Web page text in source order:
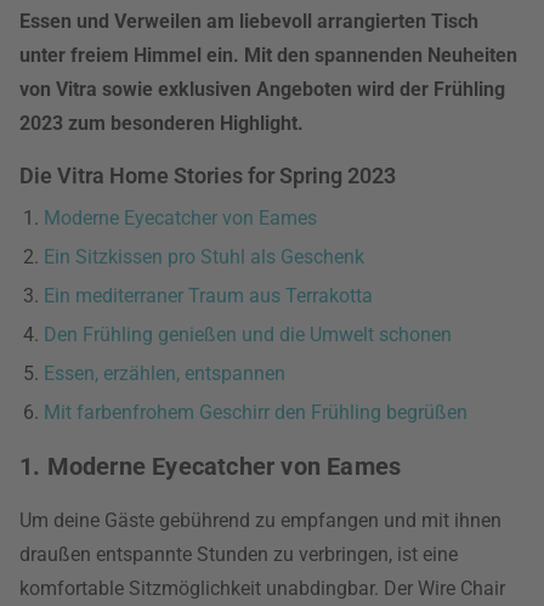
Essen und Verweilen am liebevoll arrangierten Tisch
unter freiem Himmel ein. Mit den spannenden Neuheiten
von Vitra sowie exklusiven Angeboten wird der Frühling
2023 zum besonderen Highlight.
Die Vitra Home Stories for Spring 2023
Moderne Eyecatcher von Eames
Ein Sitzkissen pro Stuhl als Geschenk
Ein mediterraner Traum aus Terrakotta
Den Frühling genießen und die Umwelt schonen
Essen, erzählen, entspannen
Mit farbenfrohem Geschirr den Frühling begrüßen
1. Moderne Eyecatcher von Eames
Um deine Gäste gebührend zu empfangen und mit ihnen
draußen entspannte Stunden zu verbringen, ist eine
komfortable Sitzmöglichkeit unabdingbar. Der Wire Chair